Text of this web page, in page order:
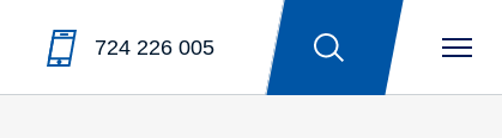
724 226 005